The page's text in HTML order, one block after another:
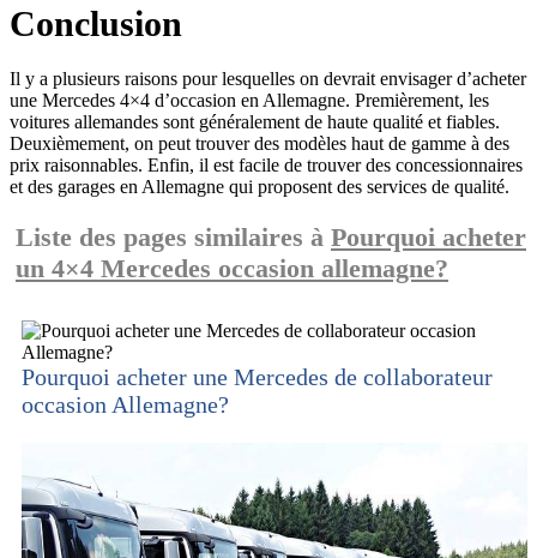
Conclusion
Il y a plusieurs raisons pour lesquelles on devrait envisager d’acheter
une Mercedes 4×4 d’occasion en Allemagne. Premièrement, les
voitures allemandes sont généralement de haute qualité et fiables.
Deuxièmement, on peut trouver des modèles haut de gamme à des
prix raisonnables. Enfin, il est facile de trouver des concessionnaires
et des garages en Allemagne qui proposent des services de qualité.
Liste des pages similaires à Pourquoi acheter
un 4×4 Mercedes occasion allemagne?
Pourquoi acheter une Mercedes de collaborateur
occasion Allemagne?